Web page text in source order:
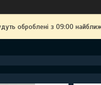
оброблені з 09:00